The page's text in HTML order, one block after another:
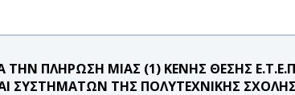
ΤΗΝ ΠΛΗΡΩΣΗ ΜΙΑΣ (1) ΚΕΝΗΣ ΘΕΣΗΣ
ΣΥΣΤΗΜΑΤΩΝ ΤΗΣ ΠΟΛΥΤΕΧΝΙΚΗΣ